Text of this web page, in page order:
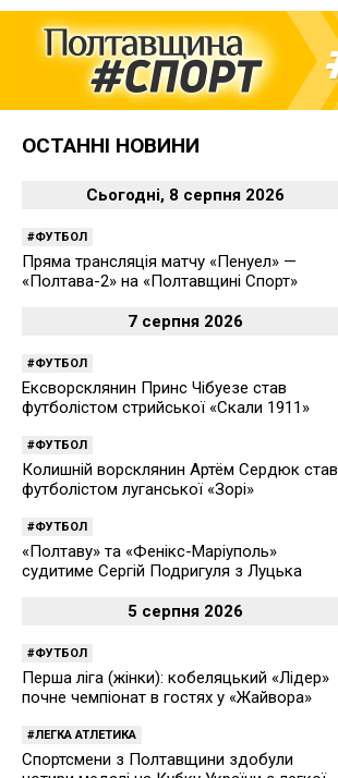
ОСТАННІ НОВИНИ
Сьогодні, 8 серпня 2026
ФУТБОЛ
Пряма трансляція матчу «Пенуел» —
«Полтава-2» на «Полтавщині Спорт»
7 серпня 2026
ФУТБОЛ
Ексворсклянин Принс Чібуезе став
футболістом стрийської «Скали 1911»
ФУТБОЛ
Колишній ворсклянин Артём Сердюк став
футболістом луганської «Зорі»
ФУТБОЛ
«Полтаву» та «Фенікс-Маріуполь»
судитиме Сергій Подригуля з Луцька
5 серпня 2026
ФУТБОЛ
Перша ліга (жінки): кобеляцький «Лідер»
почне чемпіонат в гостях у «Жайвора»
ЛЕГКА АТЛЕТИКА
Спортсмени з Полтавщини здобули